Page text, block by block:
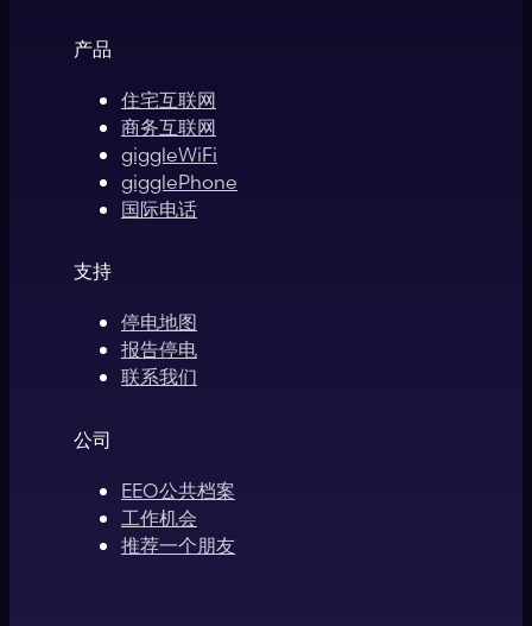
产品
住宅互联网
商务互联网
giggleWiFi
gigglePhone
国际电话
支持
停电地图
报告停电
联系我们
公司
EEO公共档案
工作机会
推荐一个朋友